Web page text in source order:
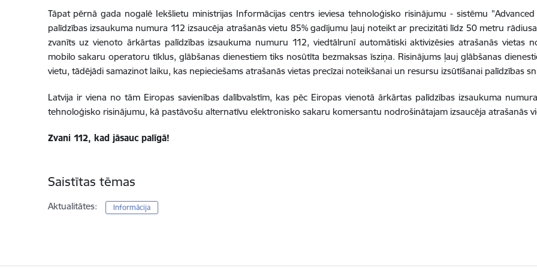
Tāpat pērnā gada nogalē Iekšlietu ministrijas Informācijas centrs ieviesa tehnoloģisko risinājumu - sistēmu
palīdzības izsaukuma numura 112 izsaucēja atrašanās vietu 85% gadījumu ļauj noteikt ar precizitāti līdz 50 metru
zvanīts uz vienoto ārkārtas palīdzības izsaukuma numuru 112, viedtālrunī automātiski aktivizēsies atrašanās vietas
mobilo sakaru operatoru tīklus, glābšanas dienestiem tiks nosūtīta bezmaksas īsziņa. Risinājums ļauj glābšanas
vietu, tādējādi samazinot laiku, kas nepieciešams atrašanās vietas precīzai noteikšanai un resursu izsūtīšanai palīdzības
Latvija ir viena no tām Eiropas savienības dalībvalstīm, kas pēc Eiropas vienotā ārkārtas palīdzības izsaukuma
tehnoloģisko risinājumu, kā pastāvošu alternatīvu elektronisko sakaru komersantu nodrošinātajam izsaucēja atrašanās
Zvani 112, kad jāsauc palīgā!
Saistītas tēmas
Aktualitātes: Informācija